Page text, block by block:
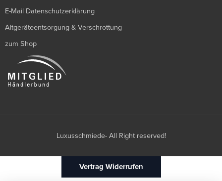
E-Mail Datenschutzerklärung
Altgeräteentsorgung & Verschrottung
zum Shop
Luxusschmiede- All Right reserved!
Vertrag Widerrufen